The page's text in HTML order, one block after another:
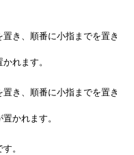
き、順番に小指までを置き
れます。
き、順番に小指までを置き
かれます。
。